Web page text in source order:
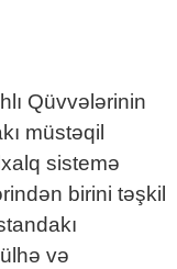
Qüvvələrinin
müstəqil
sistemə
birini təşkil
və